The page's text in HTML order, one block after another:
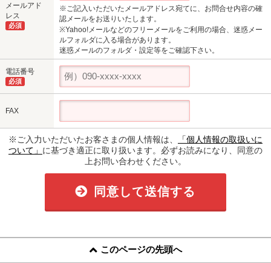
メールアド
レス
必須
※ご記入いただいたメールアドレス宛てに、お問合せ内容の確
認メールをお送りいたします。
※Yahoo!メールなどのフリーメールをご利用の場合、迷惑メー
ルフォルダに入る場合があります。
迷惑メールのフォルダ・設定等をご確認下さい。
電話番号
必須
FAX
※ご入力いただいたお客さまの個人情報は、
「個人情報の取扱いに
ついて」 に基づき適正に取り扱います。必ずお読みになり、同意の
上お問い合わせください。
同意して送信する
このページの先頭へ